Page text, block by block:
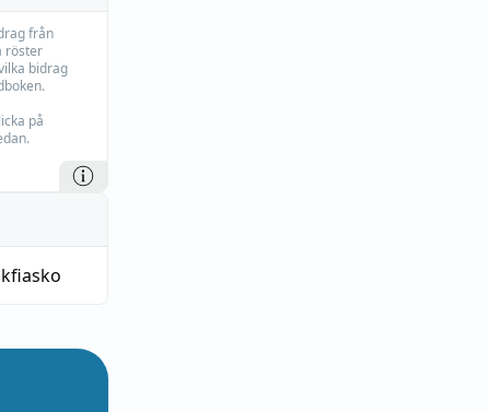
från
röster
bidrag
på